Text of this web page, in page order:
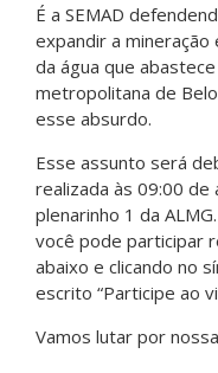
É a SEMAD
expandir a
da água que
metropolitana de
esse absurdo.
Esse assunto será
realizada às 09:00
plenarinho 1 da
você pode participar
abaixo e clicando no
escrito “Participe ao
Vamos lutar por